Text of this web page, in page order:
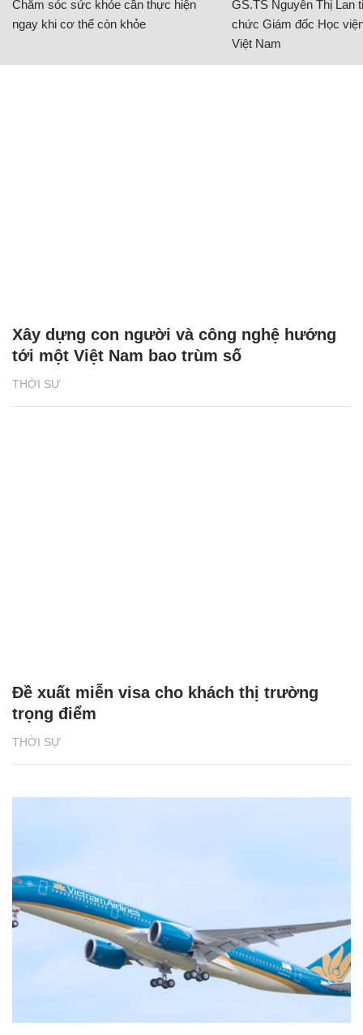
Chăm sóc sức khỏe cần thực hiện
ngay khi cơ thể còn khỏe
GS.TS Nguyễn Thị Lan
chức Giám đốc Học
Việt Nam
THỜI SỰ
Xây dựng con người và công nghệ hướng
tới một Việt Nam bao trùm số
THỜI SỰ
Đề xuất miễn visa cho khách thị trường
trọng điểm